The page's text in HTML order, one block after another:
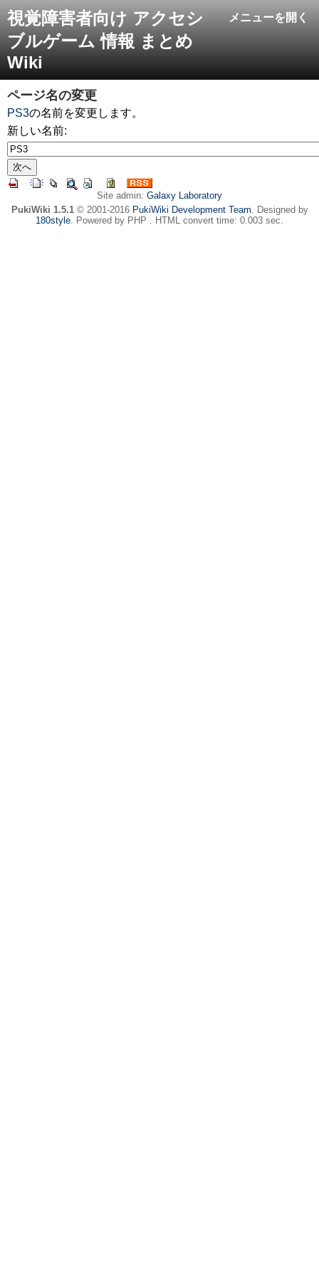
メニューを開く
視覚障害者向け アクセシ
ブルゲーム 情報 まとめ
Wiki
ページ名の変更
PS3の名前を変更します。
新しい名前:
Site admin: Galaxy Laboratory
PukiWiki 1.5.1© 2001-2016 PukiWiki Development Team. Designed by
180style. Powered by PHP . HTML convert time: 0.003 sec.